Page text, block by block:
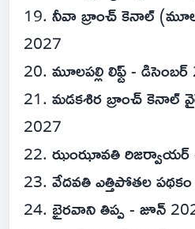
19. నీవా బ్రాంచ్ కెనాల్
2027
20. మూలపల్లి లిఫ్ట్ -
21. మడకశిర బ్రాంచ్ కెనాల్
2027
22. ఝంఝావతి రిజర్వాయర్
23. వేదవతి ఎత్తిపోతల
24. భైరవాని తిప్ప - జూన్